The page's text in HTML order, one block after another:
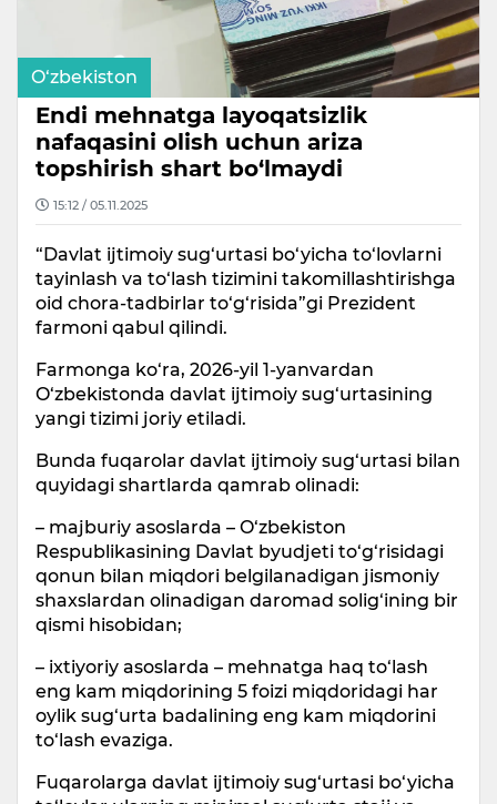
O‘zbekiston
Endi mehnatga layoqatsizlik
nafaqasini olish uchun ariza
topshirish shart bo‘lmaydi
15:12 / 05.11.2025
“Davlat ijtimoiy sug‘urtasi bo‘yicha to‘lovlarni
tayinlash va to‘lash tizimini takomillashtirishga
oid chora-tadbirlar to‘g‘risida”gi Prezident
farmoni qabul qilindi.
Farmonga ko‘ra, 2026-yil 1-yanvardan
O‘zbekistonda davlat ijtimoiy sug‘urtasining
yangi tizimi joriy etiladi.
Bunda fuqarolar davlat ijtimoiy sug‘urtasi bilan
quyidagi shartlarda qamrab olinadi:
– majburiy asoslarda – O‘zbekiston
Respublikasining Davlat byudjeti to‘g‘risidagi
qonun bilan miqdori belgilanadigan jismoniy
shaxslardan olinadigan daromad solig‘ining bir
qismi hisobidan;
– ixtiyoriy asoslarda – mehnatga haq to‘lash
eng kam miqdorining 5 foizi miqdoridagi har
oylik sug‘urta badalining eng kam miqdorini
to‘lash evaziga.
Fuqarolarga davlat ijtimoiy sug‘urtasi bo‘yicha